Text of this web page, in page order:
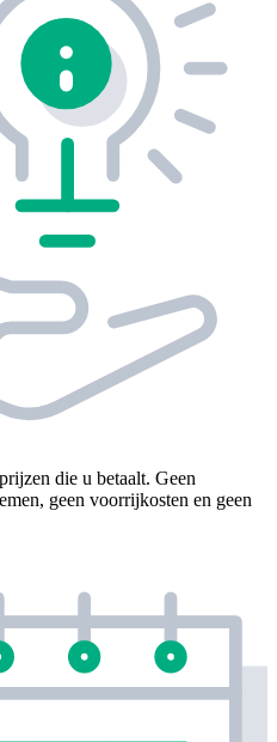
die u betaalt. Geen
geen voorrijkosten en geen